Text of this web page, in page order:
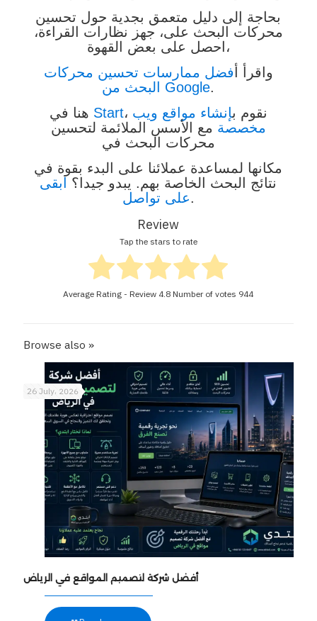
بحاجة إلى دليل متعمق بجدية حول تحسين
محركات البحث على، جهز نظارات القراءة،
احصل على بعض القهوة،
واقرأ أ فضل ممارسات تحسين محركات
البحث من Google.
Start ، نقوم بإنشاء مواقع ويب
مخصصة مع الأسس الملائمة لتحسين
محركات البحث في
مكانها لمساعدة عملائنا على البدء بقوة في
نتائج البحث الخاصة بهم. يبدو جيدا؟
ابقى
على تواصل.
Review
Tap the stars to rate
Average Rating - Review 4.8 Number of votes 944
Browse also »
26 July، 2026
أفضل شركة لتصميم المواقع في الرياض